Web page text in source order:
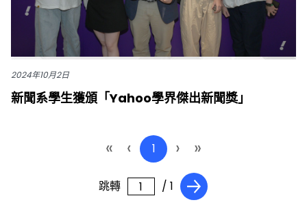
2024年10月2日
新聞系學生獲頒「Yahoo學界傑出新聞獎」
« ‹ 1 › »
跳轉 / 1